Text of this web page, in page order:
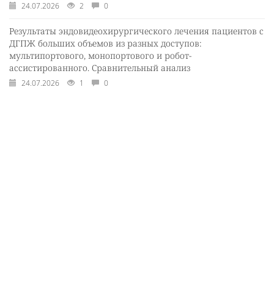
24.07.2026 2 0
Результаты эндовидеохирургического лечения пациентов с
ДГПЖ больших объемов из разных доступов:
мультипортового, монопортового и робот-
ассистированного. Сравнительный анализ
24.07.2026 1 0